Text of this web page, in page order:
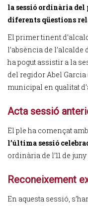
la sessió ordinària del
diferents qüestions
El primer tinent
l’absència de l’alcalde
ha pogut assistir a la
del regidor Abel
municipal en qualitat
Acta sessió
El ple ha començat
l’última sessió
ordinària de l’11 de juny
Reconeixement
En aquesta sessió,